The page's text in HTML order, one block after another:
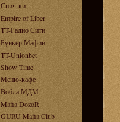
Спич-ки
Empire of Liber
TT-Радио Сити
Бункер Мафии
TT-Unionbet
Show Time
Меню-кафе
Вобла МДМ
Mafia DozoR
GURU Mafia Club